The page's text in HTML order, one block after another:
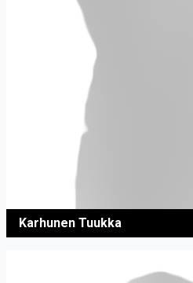
Karhunen Tuukka